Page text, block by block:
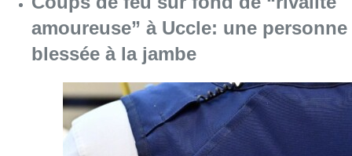
08 août 2026 Consulter l'article "Coups de feu sur fond